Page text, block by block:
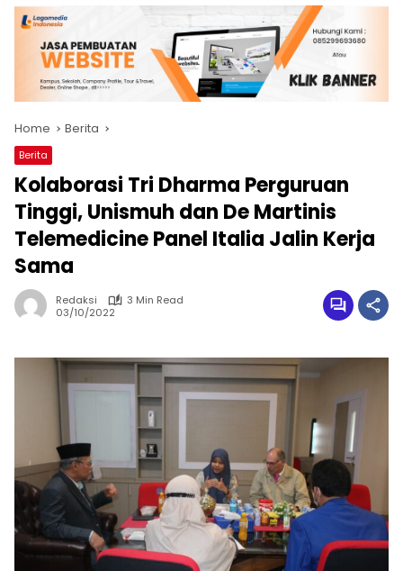
Home Berita
Berita
Kolaborasi Tri Dharma Perguruan
Tinggi, Unismuh dan De Martinis
Telemedicine Panel Italia Jalin Kerja
Sama
Redaksi
3 Min Read
03/10/2022